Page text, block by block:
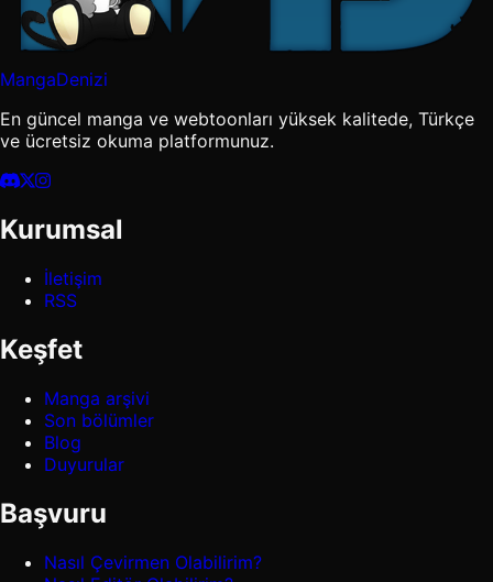
MangaDenizi
En güncel manga ve webtoonları yüksek kalitede, Türkçe
ve ücretsiz okuma platformunuz.
Kurumsal
İletişim
RSS
Keşfet
Manga arşivi
Son bölümler
Blog
Duyurular
Başvuru
Nasıl Çevirmen Olabilirim?